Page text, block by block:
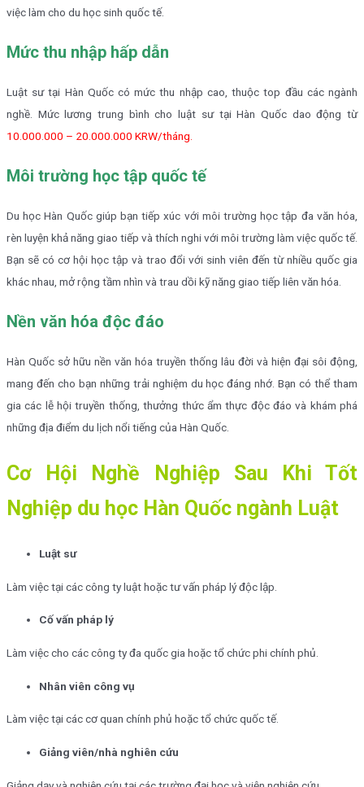
việc làm cho du học sinh quốc tế.
Mức thu nhập hấp dẫn
Luật sư tại Hàn Quốc có mức thu nhập cao, thuộc top đầu các ngành
nghề. Mức lương trung bình cho luật sư tại Hàn Quốc dao động từ
10.000.000 – 20.000.000 KRW/tháng.
Môi trường học tập quốc tế
Du học Hàn Quốc giúp bạn tiếp xúc với môi trường học tập đa văn hóa,
rèn luyện khả năng giao tiếp và thích nghi với môi trường làm việc quốc tế.
Bạn sẽ có cơ hội học tập và trao đổi với sinh viên đến từ nhiều quốc gia
khác nhau, mở rộng tầm nhìn và trau dồi kỹ năng giao tiếp liên văn hóa.
Nền văn hóa độc đáo
Hàn Quốc sở hữu nền văn hóa truyền thống lâu đời và hiện đại sôi động,
mang đến cho bạn những trải nghiệm du học đáng nhớ. Bạn có thể tham
gia các lễ hội truyền thống, thưởng thức ẩm thực độc đáo và khám phá
những địa điểm du lịch nổi tiếng của Hàn Quốc.
Cơ Hội Nghề Nghiệp Sau Khi Tốt
Nghiệp du học Hàn Quốc ngành Luật
Luật sư
Làm việc tại các công ty luật hoặc tư vấn pháp lý độc lập.
Cố vấn pháp lý
Làm việc cho các công ty đa quốc gia hoặc tổ chức phi chính phủ.
Nhân viên công vụ
Làm việc tại các cơ quan chính phủ hoặc tổ chức quốc tế.
Giảng viên/nhà nghiên cứu